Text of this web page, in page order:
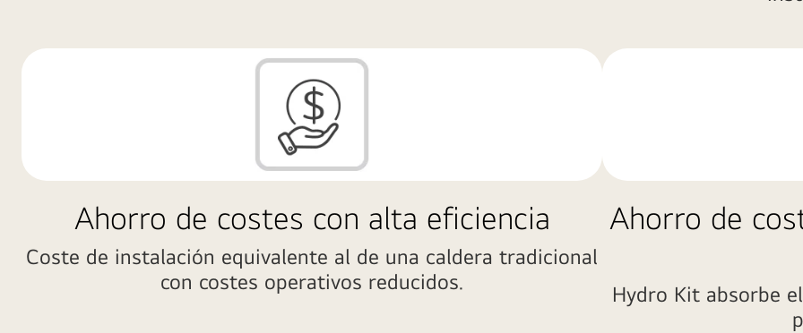
Ahorro de costes con alta eficiencia
Coste de instalación equivalente al de una caldera tradicional
con costes operativos reducidos.
Ahorro de
Hydro Kit absorbe